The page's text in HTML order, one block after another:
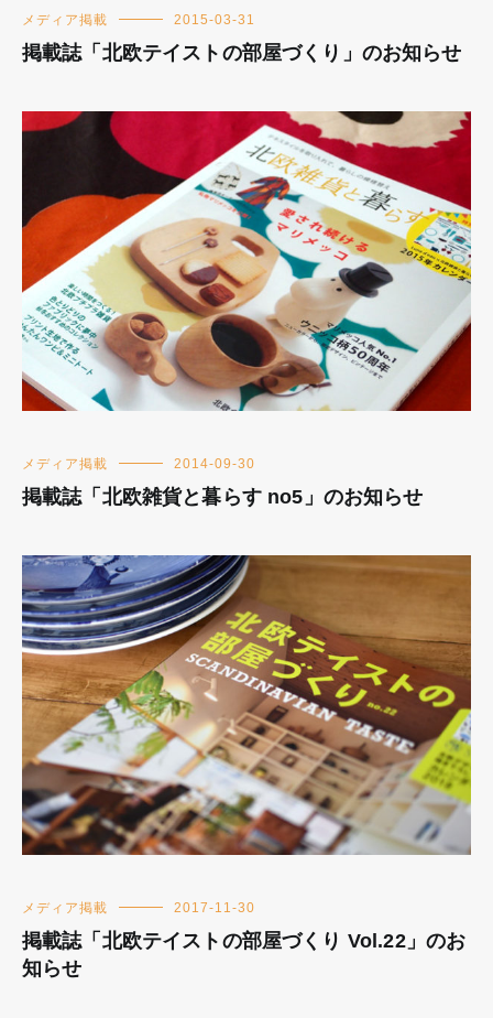
メディア掲載 2015-03-31
掲載誌「北欧テイストの部屋づくり」のお知らせ
メディア掲載 2014-09-30
掲載誌「北欧雑貨と暮らす no5」のお知らせ
メディア掲載 2017-11-30
掲載誌「北欧テイストの部屋づくり Vol.22」のお
知らせ